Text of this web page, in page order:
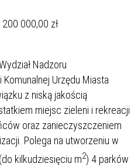
000,00 zł
Nadzoru
Urzędu Miasta
z niską jakością
miejsc zieleni i rekreacji
oraz zanieczyszczeniem
Polega na utworzeniu w
kilkudziesięciu m2) 4 parków